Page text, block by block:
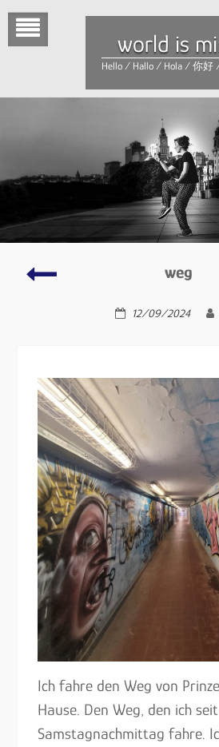
content
world is
Hello / Hallo / Hola / 你好
weg
12/09/2024
Ich fahre den Weg von
Hause. Den Weg, den ich
Samstagnachmittag fahre.